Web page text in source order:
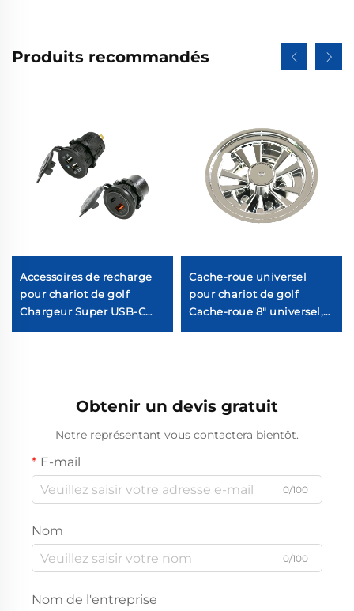
Produits recommandés
Accessoires de recharge
pour chariot de golf
Chargeur Super USB-C
12V en ABS pour chariot
Cache-roue universel
pour chariot de golf
Cache-roue 8" universel,
10 branches, chromé pour
Obtenir un devis gratuit
Notre représentant vous contactera bientôt.
E-mail
0/100
Nom
0/100
Nom de l'entreprise